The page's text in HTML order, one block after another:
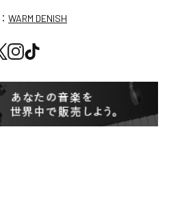
WARM DENISH